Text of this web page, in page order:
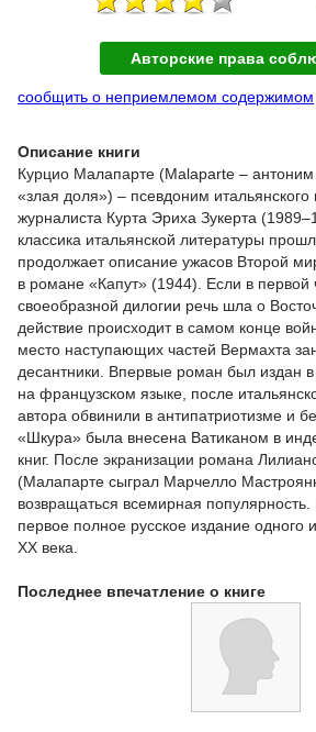
Авторские права
сообщить о неприемлемом содержимом
Описание книги
Курцио Малапарте (Malaparte – антоним
«злая доля») – псевдоним итальянского
журналиста Курта Эриха Зукерта
классика итальянской литературы
продолжает описание ужасов Второй
в романе «Капут» (1944). Если в первой
своеобразной дилогии речь шла о
действие происходит в самом конце
место наступающих частей Вермахта
десантники. Впервые роман был издан
на французском языке, после
автора обвинили в антипатриотизме и
«Шкура» была внесена Ватиканом в
книг. После экранизации романа
(Малапарте сыграл Марчелло
возвращаться всемирная
первое полное русское издание одного
XX века.
Последнее впечатление о книге